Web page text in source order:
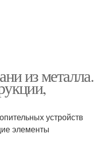
из металла.
устройств
элементы